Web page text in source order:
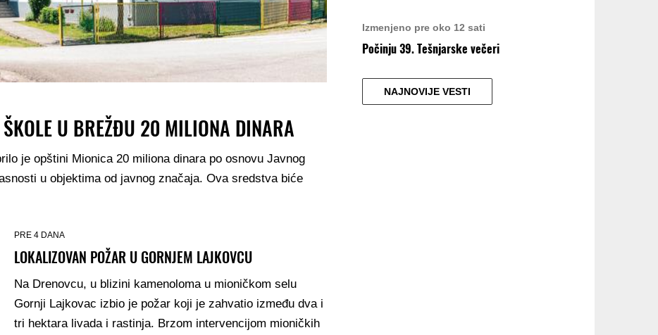
ŠKOLE U BREŽĐU 20 MILIONA DINARA
je opštini Mionica 20 miliona dinara po osnovu Javnog
u objektima od javnog značaja. Ova sredstva biće
PRE 4 DANA
LOKALIZOVAN POŽAR U GORNJEM LAJKOVCU
Na Drenovcu, u blizini kamenoloma u mioničkom selu
Gornji Lajkovac izbio je požar koji je zahvatio između dva i
tri hektara livada i rastinja. Brzom intervencijom mioničkih
Izmenjeno pre oko 12 sati
Počinju 39. Tešnjarske večeri
NAJNOVIJE VESTI